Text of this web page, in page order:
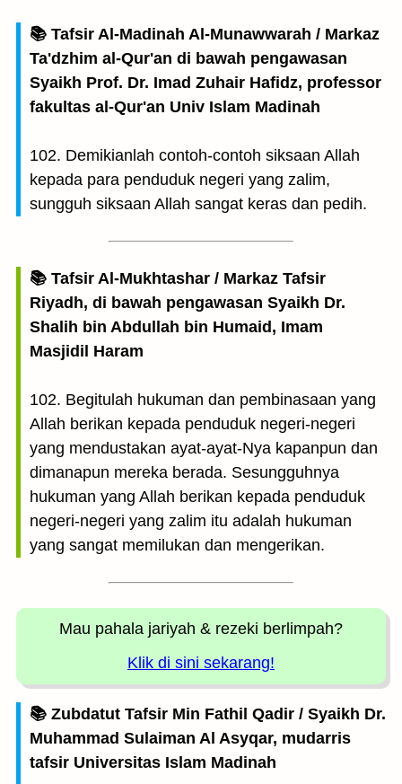
📚 Tafsir Al-Madinah Al-Munawwarah / Markaz
Ta'dzhim al-Qur'an di bawah pengawasan
Syaikh Prof. Dr. Imad Zuhair Hafidz, professor
fakultas al-Qur'an Univ Islam Madinah
102. Demikianlah contoh-contoh siksaan Allah
kepada para penduduk negeri yang zalim,
sungguh siksaan Allah sangat keras dan pedih.
📚 Tafsir Al-Mukhtashar / Markaz Tafsir
Riyadh, di bawah pengawasan Syaikh Dr.
Shalih bin Abdullah bin Humaid, Imam
Masjidil Haram
102. Begitulah hukuman dan pembinasaan yang
Allah berikan kepada penduduk negeri-negeri
yang mendustakan ayat-ayat-Nya kapanpun dan
dimanapun mereka berada. Sesungguhnya
hukuman yang Allah berikan kepada penduduk
negeri-negeri yang zalim itu adalah hukuman
yang sangat memilukan dan mengerikan.
Mau pahala jariyah & rezeki berlimpah?
Klik di sini sekarang!
📚 Zubdatut Tafsir Min Fathil Qadir / Syaikh Dr.
Muhammad Sulaiman Al Asyqar, mudarris
tafsir Universitas Islam Madinah